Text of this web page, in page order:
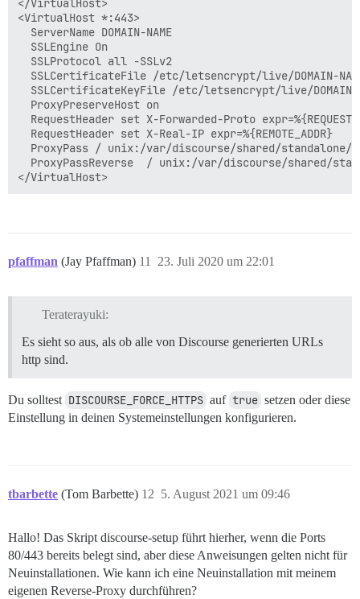
</VirtualHost>
<VirtualHost *:443>
  ServerName DOMAIN-NAME
  SSLEngine On
  SSLProtocol all -SSLv2
SSLCertificateFile /etc/letsencrypt/live/DOMAIN-
SSLCertificateKeyFile /etc/letsencrypt/live/
  ProxyPreserveHost on
RequestHeader set X-Forwarded-Proto
  RequestHeader set X-Real-IP expr=%{REMOTE_ADDR}
ProxyPass / unix:/var/discourse/shared/standalone/
ProxyPassReverse  / unix:/var/discourse/shared/
pfaffman (Jay Pfaffman) 23. Juli 2020 um 22:01
11
Teraterayuki:
Es sieht so aus, als ob alle von Discourse generierten URLs
http sind.
Du solltest DISCOURSE_FORCE_HTTPS auf true setzen oder diese
Einstellung in deinen Systemeinstellungen konfigurieren.
tbarbette (Tom Barbette) 5. August 2021 um 09:46
12
Hallo! Das Skript discourse-setup führt hierher, wenn die Ports
80/443 bereits belegt sind, aber diese Anweisungen gelten nicht für
Neuinstallationen. Wie kann ich eine Neuinstallation mit meinem
eigenen Reverse-Proxy durchführen?